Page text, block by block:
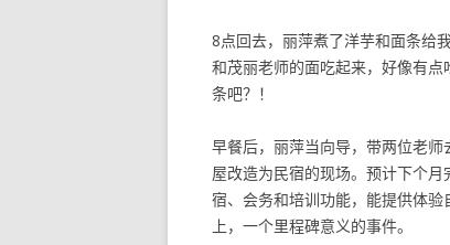
8点回去，丽萍煮了洋芋和面条给
和茂丽老师的面吃起来，好像有
条吧？！
早餐后，丽萍当向导，带两位老
屋改造为民宿的现场。预计下个月
宿、会务和培训功能，能提供体
上，一个里程碑意义的事件。